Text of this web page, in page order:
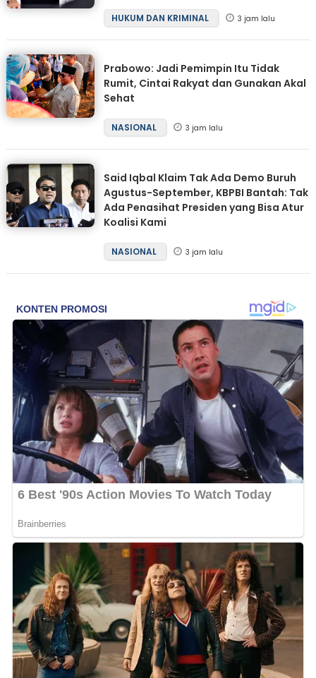
HUKUM DAN KRIMINAL 3 jam lalu
Prabowo: Jadi Pemimpin Itu Tidak
Rumit, Cintai Rakyat dan Gunakan Akal
Sehat
NASIONAL 3 jam lalu
Said Iqbal Klaim Tak Ada Demo Buruh
Agustus-September, KBPBI Bantah: Tak
Ada Penasihat Presiden yang Bisa Atur
Koalisi Kami
NASIONAL 3 jam lalu